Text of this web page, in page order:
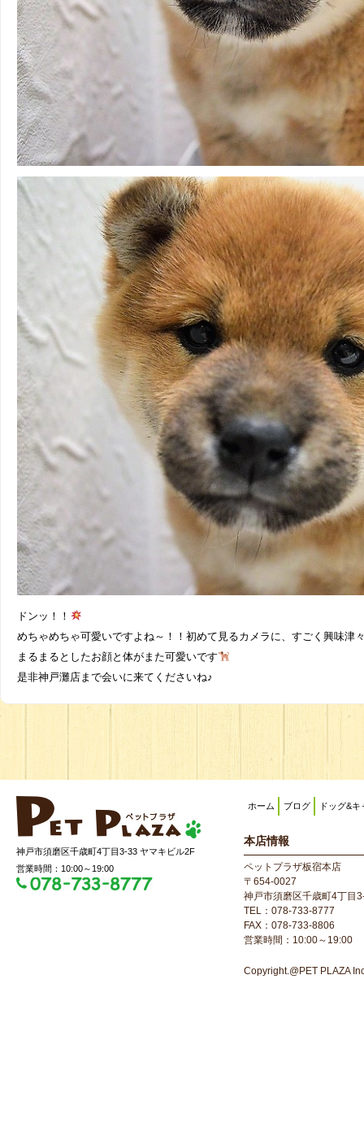
ドンッ！！
めちゃめちゃ可愛いですよね～！！初めて見るカメラに、すごく興味津
まるまるとしたお顔と体がまた可愛いです
是非神戸灘店まで会いに来てくださいね♪
神戸市須磨区千歳町4丁目3-33 ヤマキビル2F
営業時間：10:00～19:00
ホーム ブログ ドッグ&キ
本店情報
ペットプラザ板宿本店
〒654-0027
神戸市須磨区千歳町4丁目
TEL：078-733-8777
FAX：078-733-8806
営業時間：10:00～19:00
Copyright.@PET PLAZA